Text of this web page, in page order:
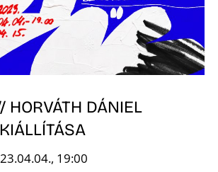
HORVÁTH DÁNIEL
19:00